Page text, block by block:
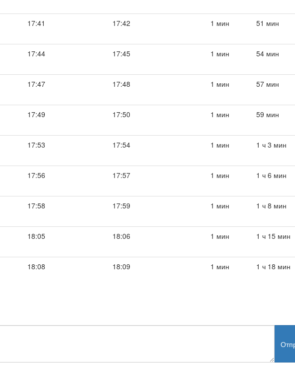
17:41 17:42 1 мин 51 мин
17:44 17:45 1 мин 54 мин
17:47 17:48 1 мин 57 мин
17:49 17:50 1 мин 59 мин
17:53 17:54 1 мин 1 ч 3 мин
17:56 17:57 1 мин 1 ч 6 мин
17:58 17:59 1 мин 1 ч 8 мин
18:05 18:06 1 мин 1 ч 15 мин
18:08 18:09 1 мин 1 ч 18 мин